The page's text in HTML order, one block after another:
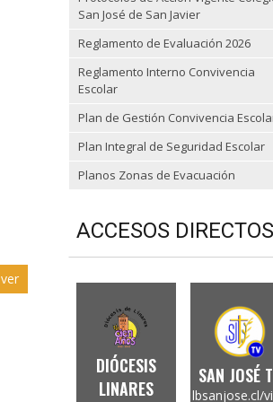
San José de San Javier
Reglamento de Evaluación 2026
Reglamento Interno Convivencia
Escolar
Plan de Gestión Convivencia
Plan Integral de Seguridad Escolar
Planos Zonas de Evacuación
ACCESOS DIRECTOS
DIÓCESIS
LINARES
SAN JOSÉ
lbsanjose.cl/